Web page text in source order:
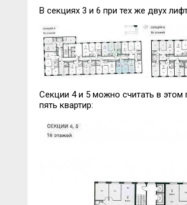
В секциях 3 и 6 при тех же двух
Секции 4 и 5 можно считать в этом
пять квартир: